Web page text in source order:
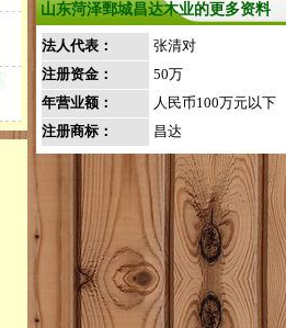
山东菏泽鄄城昌达木业的更多资料
法人代表：
张清对
注册资金：
50万
年营业额：
人民币100万元以下
注册商标：
昌达